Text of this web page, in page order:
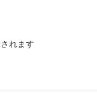
れます